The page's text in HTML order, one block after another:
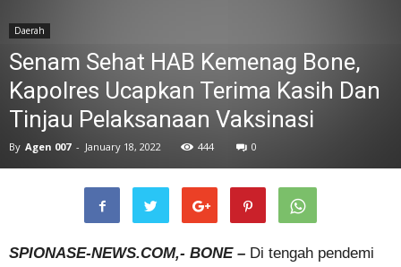
Daerah
Senam Sehat HAB Kemenag Bone,
Kapolres Ucapkan Terima Kasih Dan
Tinjau Pelaksanaan Vaksinasi
By Agen 007 - January 18, 2022 444 0
SPIONASE-NEWS.COM,- BONE – Di tengah pendemi